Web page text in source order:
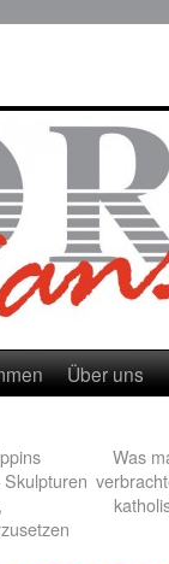
Über uns
Was